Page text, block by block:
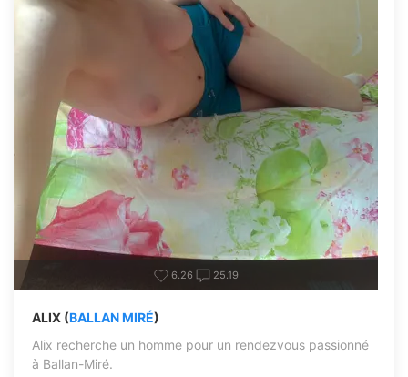
6.26 25.19
ALIX (BALLAN MIRÉ)
Alix recherche un homme pour un rendezvous passionné
à Ballan-Miré.